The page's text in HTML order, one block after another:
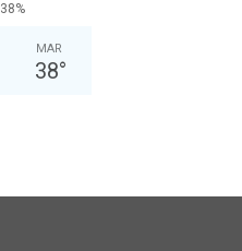
38%
MAR
38°